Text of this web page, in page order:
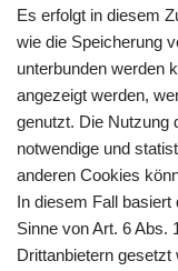
Es erfolgt in diesem
wie die Speicherung
unterbunden werden
angezeigt werden,
genutzt. Die Nutzung
notwendige und
anderen Cookies
In diesem Fall basiert
Sinne von Art. 6 Abs.
Drittanbietern